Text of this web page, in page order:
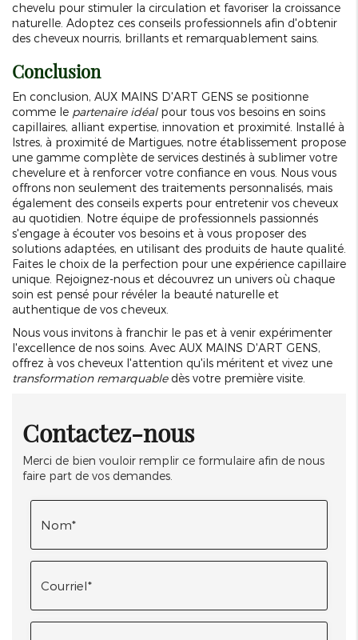
chevelu pour stimuler la circulation et favoriser la croissance
naturelle. Adoptez ces conseils professionnels afin d'obtenir
des cheveux nourris, brillants et remarquablement sains.
Conclusion
En conclusion, AUX MAINS D'ART GENS se positionne
comme le partenaire idéalpour tous vos besoins en soins
capillaires, alliant expertise, innovation et proximité. Installé à
Istres, à proximité de Martigues, notre établissement propose
une gamme complète de services destinés à sublimer votre
chevelure et à renforcer votre confiance en vous. Nous vous
offrons non seulement des traitements personnalisés, mais
également des conseils experts pour entretenir vos cheveux
au quotidien. Notre équipe de professionnels passionnés
s'engage à écouter vos besoins et à vous proposer des
solutions adaptées, en utilisant des produits de haute qualité.
Faites le choix de la perfection pour une expérience capillaire
unique. Rejoignez-nous et découvrez un univers où chaque
soin est pensé pour révéler la beauté naturelle et
authentique de vos cheveux.
Nous vous invitons à franchir le pas et à venir expérimenter
l'excellence de nos soins. Avec AUX MAINS D'ART GENS,
offrez à vos cheveux l'attention qu'ils méritent et vivez une
transformation remarquabledès votre première visite.
Contactez-nous
Merci de bien vouloir remplir ce formulaire afin de nous
faire part de vos demandes.